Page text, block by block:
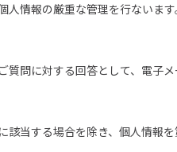
情報の厳重な管理を行ないます
問に対する回答として、電子メ
当する場合を除き、個人情報を